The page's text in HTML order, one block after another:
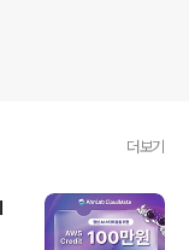
더보기